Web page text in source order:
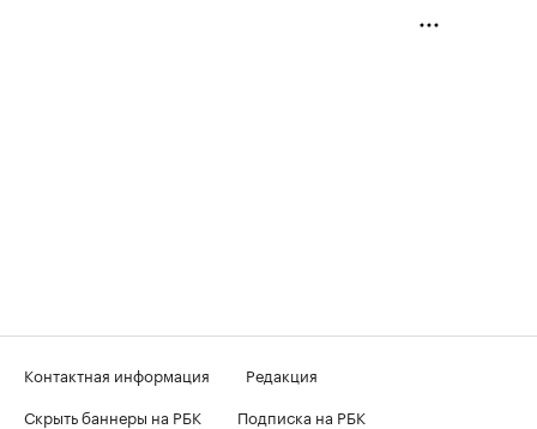
Контактная информация
Редакция
Скрыть баннеры на РБК
Подписка на РБК